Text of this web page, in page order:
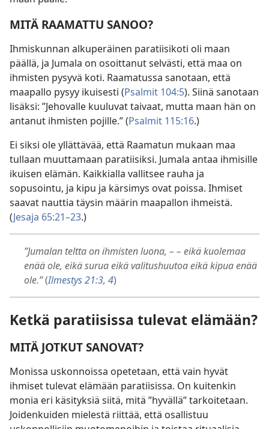
MITÄ RAAMATTU SANOO?
Ihmiskunnan alkuperäinen paratiisikoti oli maan
päällä, ja Jumala on osoittanut selvästi, että maa on
ihmisten pysyvä koti. Raamatussa sanotaan, että
maapallo pysyy ikuisesti (Psalmit 104:5). Siinä sanotaan
lisäksi: ”Jehovalle kuuluvat taivaat, mutta maan hän on
antanut ihmisten pojille.” (Psalmit 115:16.)
Ei siksi ole yllättävää, että Raamatun mukaan maa
tullaan muuttamaan paratiisiksi. Jumala antaa ihmisille
ikuisen elämän. Kaikkialla vallitsee rauha ja
sopusointu, ja kipu ja kärsimys ovat poissa. Ihmiset
saavat nauttia täysin määrin maapallon ihmeistä.
(Jesaja 65:21–23.)
”Jumalan teltta on ihmisten luona, – – eikä kuolemaa
enää ole, eikä surua eikä valitushuutoa eikä kipua enää
ole.”(Ilmestys 21:3, 4)
Ketkä paratiisissa tulevat elämään?
MITÄ JOTKUT SANOVAT?
Monissa uskonnoissa opetetaan, että vain hyvät
ihmiset tulevat elämään paratiisissa. On kuitenkin
monia eri käsityksiä siitä, mitä ”hyvällä” tarkoitetaan.
Joidenkuiden mielestä riittää, että osallistuu